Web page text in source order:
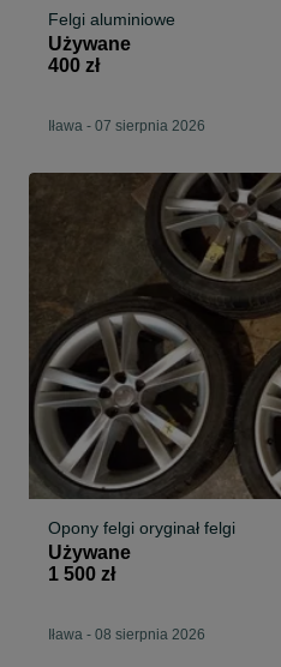
Felgi aluminiowe
Używane
400 zł
Iława - 07 sierpnia 2026
Opony felgi oryginał felgi
Używane
1 500 zł
Iława - 08 sierpnia 2026